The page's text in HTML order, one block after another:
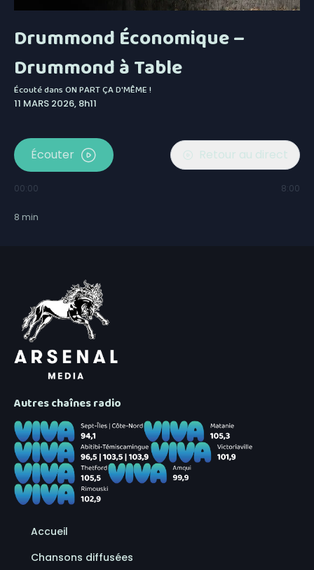
Drummond Économique –
Drummond à Table
Écouté dansON PART ÇA D'MÊME !
11 MARS 2026, 8h11
Écouter Retour au direct
00:00 8:00
8 min
Autres chaînes radio
Accueil
Chansons diffusées